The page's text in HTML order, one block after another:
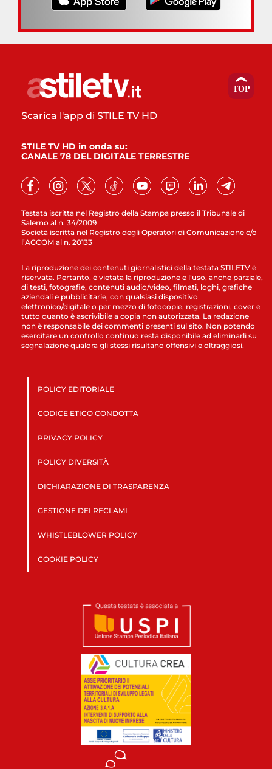
Testata iscritta nel Registro della Stampa presso il Tribunale di
Salerno al n. 34/2009
Società iscritta nel Registro degli Operatori di Comunicazione c/o
l’AGCOM al n. 20133
Scarica l'app di STILE TV HD
STILE TV HD in onda su:
CANALE 78 DEL DIGITALE TERRESTRE
La riproduzione dei contenuti giornalistici della testata STILETV è
riservata. Pertanto, è vietata la riproduzione e l’uso, anche parziale,
di testi, fotografie, contenuti audio/video, filmati, loghi, grafiche
aziendali e pubblicitarie, con qualsiasi dispositivo
elettronico/digitale o per mezzo di fotocopie, registrazioni, cover e
tutto quanto è ascrivibile a copia non autorizzata. La redazione
non è responsabile dei commenti presenti sul sito. Non potendo
esercitare un controllo continuo resta disponibile ad eliminarli su
segnalazione qualora gli stessi risultano offensivi e oltraggiosi.
POLICY EDITORIALE
CODICE ETICO CONDOTTA
PRIVACY POLICY
POLICY DIVERSITÀ
DICHIARAZIONE DI TRASPARENZA
GESTIONE DEI RECLAMI
WHISTLEBLOWER POLICY
COOKIE POLICY